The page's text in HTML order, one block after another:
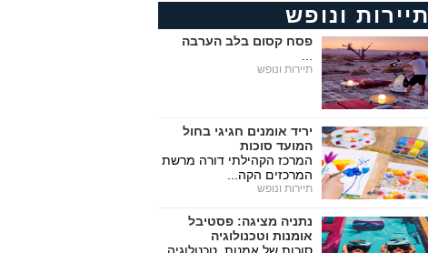
תיירות ונופש
פסח קסום בלב הערבה
תיירות ונופש
יריד אומנים חגיגי בחול
המועד סוכות
המרכז הקהילתי דורה מרשת
המרכזים הקה...
תיירות ונופש
נתניה מציגה: פסטיבל
אומנות וטכנולוגיה